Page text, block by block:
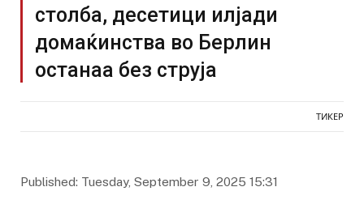
столба, десетици илјади
домаќинства во Берлин
останаа без струја
ТИКЕР
Published: Tuesday, September 9, 2025 15:31